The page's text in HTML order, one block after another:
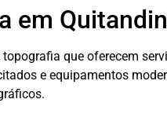
em
que oferecem
e equipamentos